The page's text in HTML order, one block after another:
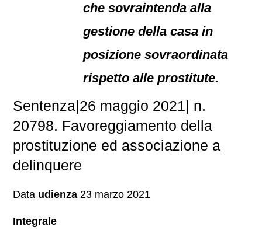
che sovraintenda alla
gestione della casa in
posizione sovraordinata
rispetto alle prostitute.
Sentenza|26 maggio 2021| n.
20798. Favoreggiamento della
prostituzione ed associazione a
delinquere
Data udienza 23 marzo 2021
Integrale